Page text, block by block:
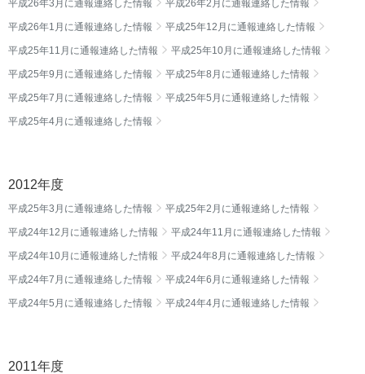
平成26年3月に通報連絡した情報 平成26年2月に通報連絡した情報
平成26年1月に通報連絡した情報 平成25年12月に通報連絡した情報
平成25年11月に通報連絡した情報 平成25年10月に通報連絡した情報
平成25年9月に通報連絡した情報 平成25年8月に通報連絡した情報
平成25年7月に通報連絡した情報 平成25年5月に通報連絡した情報
平成25年4月に通報連絡した情報
2012年度
平成25年3月に通報連絡した情報 平成25年2月に通報連絡した情報
平成24年12月に通報連絡した情報 平成24年11月に通報連絡した情報
平成24年10月に通報連絡した情報 平成24年8月に通報連絡した情報
平成24年7月に通報連絡した情報 平成24年6月に通報連絡した情報
平成24年5月に通報連絡した情報 平成24年4月に通報連絡した情報
2011年度